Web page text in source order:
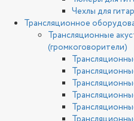
Чехлы для гитар
Трансляционное
Трансляционные
(громкоговорители)